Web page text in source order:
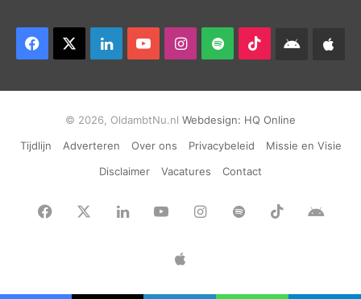
Facebook LinkedInYouTubeInstagram
Spotify TikTokAndroid
© 2026, OldambtNu.nl Webdesign: HQ Online
Tijdlijn
Adverteren Over ons Privacybeleid
Missie en Visie
Disclaimer
Vacatures Contact
Facebook LinkedInYouTubeInstagram
Spotify TikTok